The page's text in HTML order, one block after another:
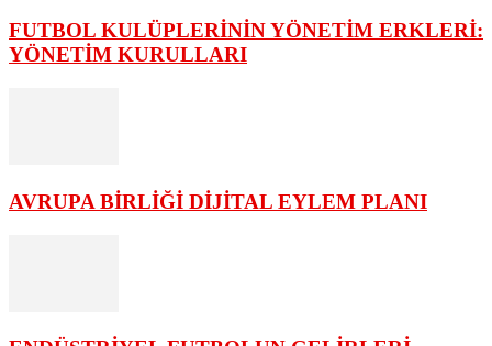
FUTBOL KULÜPLERİNİN YÖNETİM ERKLERİ:
YÖNETİM KURULLARI
AVRUPA BİRLİĞİ DİJİTAL EYLEM PLANI